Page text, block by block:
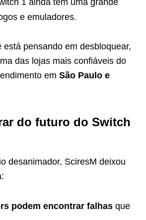
e emuladores.
está pensando em desbloquear,
das lojas mais confiáveis do
em São Paulo e
do futuro do Switch
desanimador, SciresM deixou
podem encontrar falhas que